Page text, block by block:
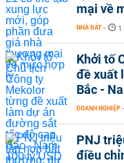
mại về
NHÀ ĐẤT -
Khởi tố
đề xuất
Bắc -
DOANH NGHIỆP -
PNJ
điều